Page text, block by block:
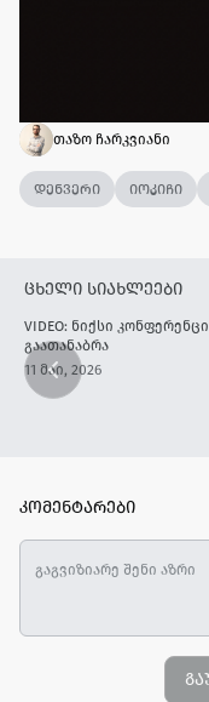
თაზო ჩარკვიანი
დენვერი იოკიჩი
ცხელი სიახლეები
11 მაი, 2026
VIDEO: ნიქსი
გაათანაბრა
კომენტარები